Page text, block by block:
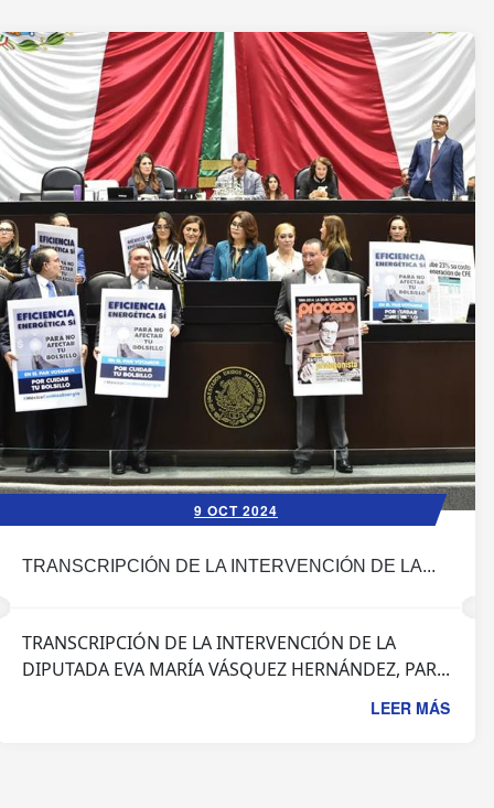
9 OCT 2024
TRANSCRIPCIÓN DE LA INTERVENCIÓN DE LA...
TRANSCRIPCIÓN DE LA INTERVENCIÓN DE LA
DIPUTADA EVA MARÍA VÁSQUEZ HERNÁNDEZ, PAR...
LEER MÁS